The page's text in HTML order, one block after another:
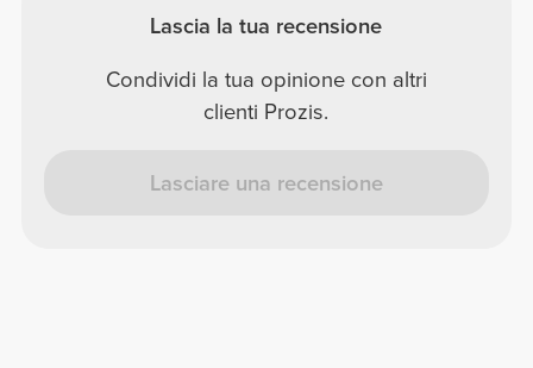
Lascia la tua recensione
Condividi la tua opinione con altri
clienti Prozis.
Lasciare una recensione